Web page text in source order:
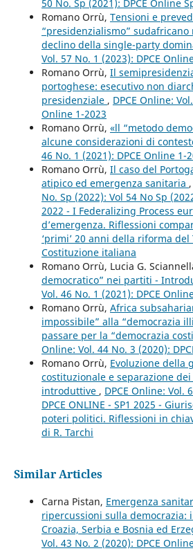
50 No. Sp (2021): DPCE Online
Romano Orrù, Tensioni e
“presidenzialismo”
declino della single-party
Vol. 57 No. 1 (2023): DPCE
Romano Orrù, Il
portoghese: esecutivo non
presidenziale , DPCE Online:
Online 1-2023
Romano Orrù, «ll “metodo
alcune considerazioni di
46 No. 1 (2021): DPCE Online 1-
Romano Orrù, Il caso del
atipico ed emergenza sanitaria ,
No. Sp (2022): Vol 54 No Sp
2022 - I Federalizing Process
d’emergenza. Riflessioni
‘primi’ 20 anni della riforma del
Costituzione italiana
Romano Orrù, Lucia G.
democratico” nei partiti -
Vol. 46 No. 1 (2021): DPCE
Romano Orrù, Africa
impossibile” alla “democrazia
passare per la “democrazia
Online: Vol. 44 No. 3 (2020):
Romano Orrù, Evoluzione della
costituzionale e separazione
introduttive , DPCE Online: Vol.
DPCE ONLINE - SP1 2025 -
poteri politici. Riflessioni in
di R. Tarchi
Similar Articles
Carna Pistan, Emergenza
ripercussioni sulla democrazia:
Croazia, Serbia e Bosnia ed
Vol. 43 No. 2 (2020): DPCE